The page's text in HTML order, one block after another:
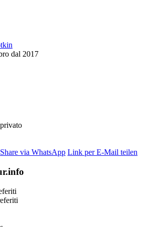
dal 2017
Share via WhatsApp Link per E-Mail teilen